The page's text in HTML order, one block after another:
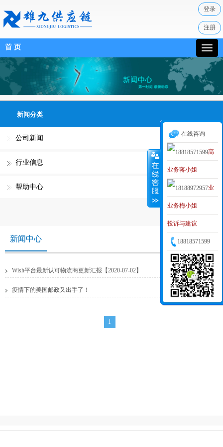
首 页
登录
注册
新闻分类
公司新闻
行业信息
帮助中心
新闻中心
Wish平台最新认可物流商更新汇报【2020-07-02】 2020/7/2 10:29:04
疫情下的美国邮政又出手了！ 2016/12/26 15:14:38
1
在线咨询
高
级业务经理
MAKER
业务蒋小姐
业
务李小姐
业务梅小姐
投诉与建议
18818571599